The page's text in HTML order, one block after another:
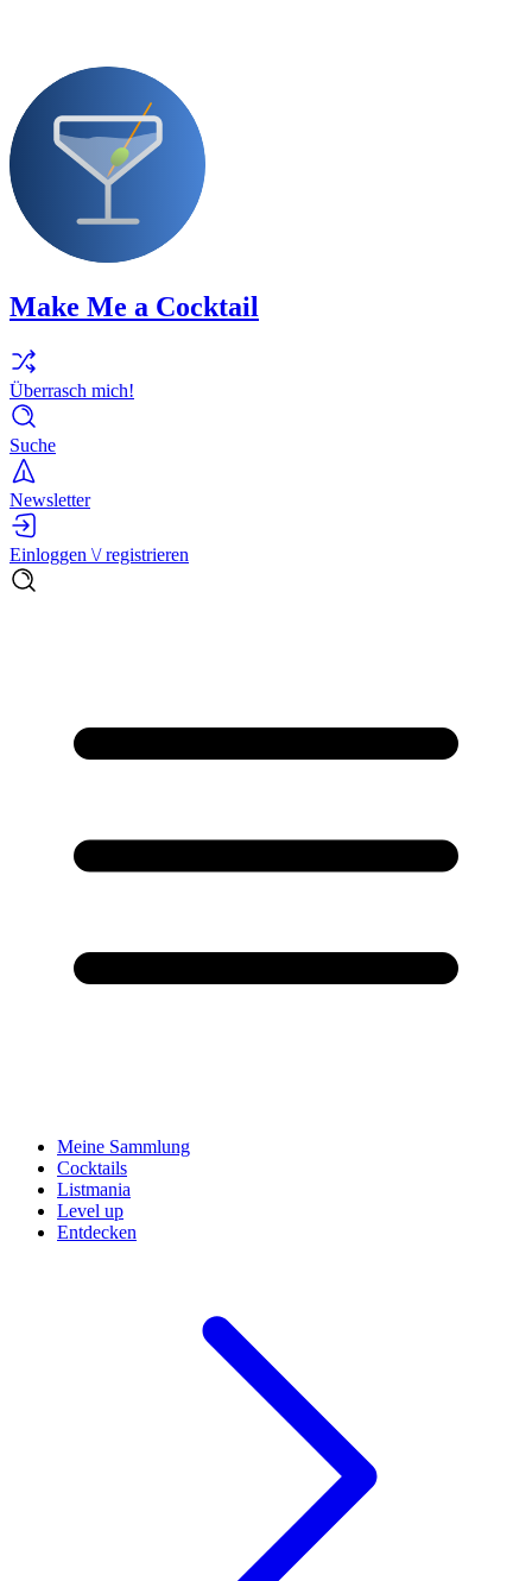
Make Me a Cocktail
Überrasch mich!
Suche
Newsletter
Einloggen \/ registrieren
Meine Sammlung
Cocktails
Listmania
Level up
Entdecken